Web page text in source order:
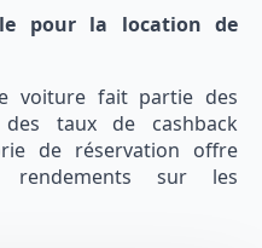
pour la location de
voiture fait partie des
taux de cashback
de réservation offre
rendements sur les